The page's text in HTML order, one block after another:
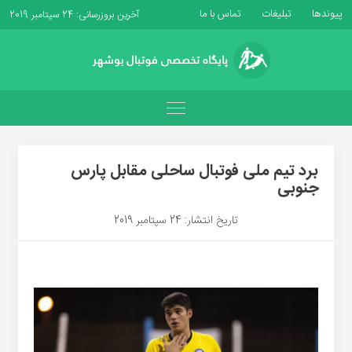
پیوندها تبلیغات تماس با ما آخرین بروزرسانی: 24 سپتامبر 2019
برد تیم ملی فوتبال ساحلی مقابل پارس
جنوبی
تاریخ انتشار: 24 سپتامبر 2019